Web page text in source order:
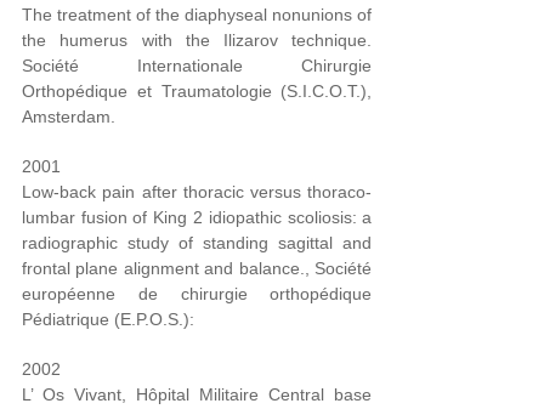
The treatment of the diaphyseal nonunions of
the humerus with the Ilizarov technique.
Société Internationale Chirurgie
Orthopédique et Traumatologie (S.I.C.O.T.),
Amsterdam.
2001
Low-back pain after thoracic versus thoraco-
lumbar fusion of King 2 idiopathic scoliosis: a
radiographic study of standing sagittal and
frontal plane alignment and balance., Société
européenne de chirurgie orthopédique
Pédiatrique (E.P.O.S.):
2002
L’ Os Vivant, Hôpital Militaire Central base